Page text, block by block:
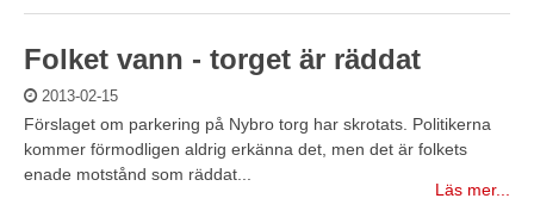
Folket vann - torget är räddat
2013-02-15
Förslaget om parkering på Nybro torg har skrotats. Politikerna
kommer förmodligen aldrig erkänna det, men det är folkets
enade motstånd som räddat...
Läs mer...